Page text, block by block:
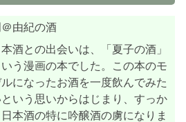
＠由紀の酒
本酒との出会いは、「夏子の酒」
いう漫画の本でした。この本のモ
ルになったお酒を一度飲んでみた
という思いからはじまり、すっか
日本酒の特に吟醸酒の虜になりま